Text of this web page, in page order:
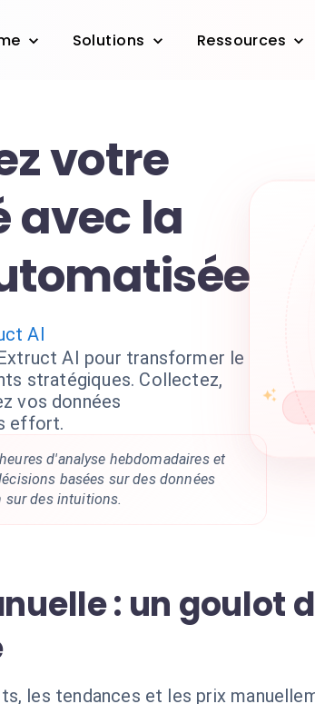
Solutions Ressources
votre
avec la
AI
AI pour transformer le
stratégiques. Collectez,
vos données
effort.
d'analyse hebdomadaires et
basées sur des données
sur des intuitions.
: un goulot
les tendances et les prix